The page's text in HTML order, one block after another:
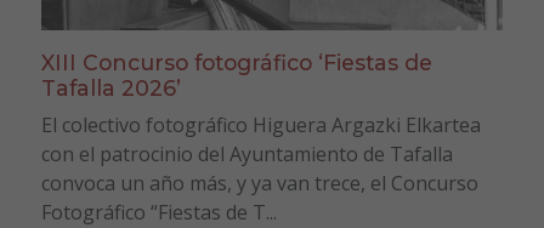
XIII Concurso fotográfico ‘Fiestas de
Tafalla 2026’
El colectivo fotográfico Higuera Argazki Elkartea
con el patrocinio del Ayuntamiento de Tafalla
convoca un año más, y ya van trece, el Concurso
Fotográfico “Fiestas de T...